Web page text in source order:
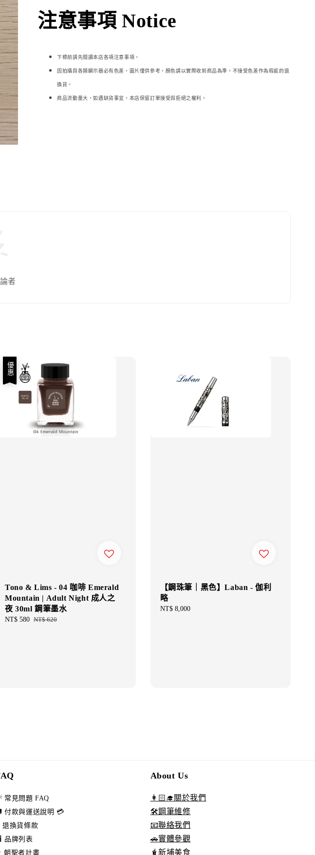
注意事項 Notice
下標前請先閱讀本店各項注意事項。
因拍攝與各類顯示器必有色差，圖片僅供參考，顏色請以實際收到商品為準。不接受色差作為瑕疵的退
換貨。
商品流動量大，如遇缺貨事宜，本店保留訂單接受與拒絕之權利。
者
優惠
Tono & Lims - 04 咖啡 Emerald
Mountain | Adult Night 成人之
夜 30ml 鋼筆墨水
Sale
NT$ 580 Regular
NT$ 620
【鋼珠筆｜黑色】Laban - 伽利
略
Regular
NT$ 8,000
常見問題 FAQ
付款與運送說明 💳
退換貨條款
品牌列表
朝聖者計畫
About Us
👩🏻‍🎓關於我們
🛠️鋼筆維修
📧聯絡我們
🚗實體參觀
🧋新埔美食